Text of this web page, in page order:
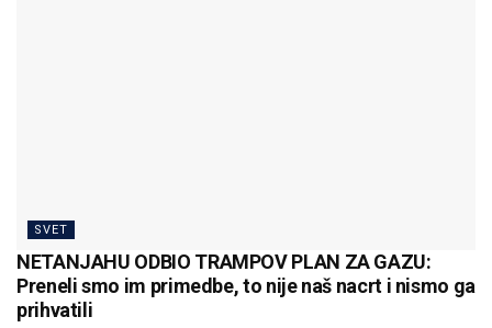
SVET
NETANJAHU ODBIO TRAMPOV PLAN ZA GAZU:
Preneli smo im primedbe, to nije naš nacrt i nismo ga
prihvatili